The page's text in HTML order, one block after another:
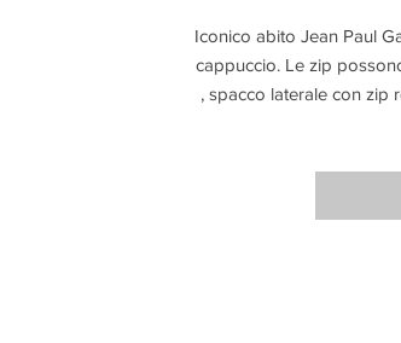
Iconico abito Jean Paul
cappuccio. Le zip
, spacco laterale con zip